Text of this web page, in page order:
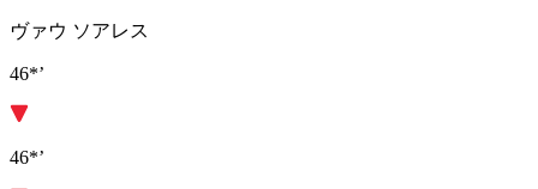
ヴァウ ソアレス
46*’
46*’